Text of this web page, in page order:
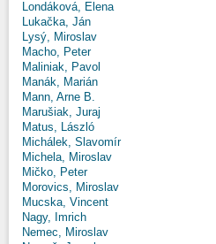
Londáková, Elena
Lukačka, Ján
Lysý, Miroslav
Macho, Peter
Maliniak, Pavol
Manák, Marián
Mann, Arne B.
Marušiak, Juraj
Matus, László
Michálek, Slavomír
Michela, Miroslav
Mičko, Peter
Morovics, Miroslav
Mucska, Vincent
Nagy, Imrich
Nemec, Miroslav